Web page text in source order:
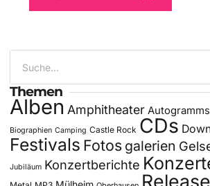
Themen
Alben Amphitheater
Biographien Camping Castle Rock CDs
Festivals Fotos galerien
Jubiläum Konzertberichte